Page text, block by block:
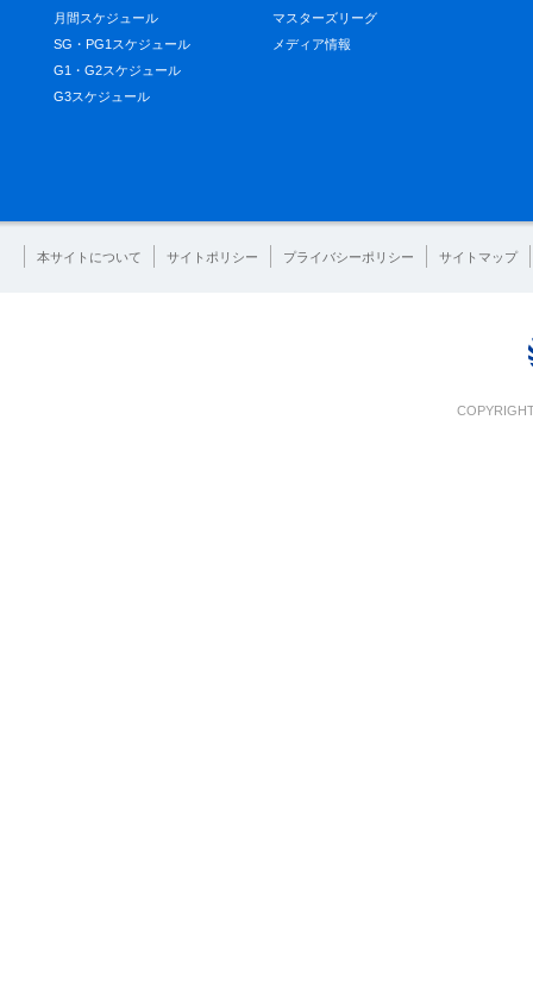
月間スケジュール
SG・PG1スケジュール
G1・G2スケジュール
G3スケジュール
マスターズリーグ
メディア情報
本サイトについて サイトポリシー プライバシーポリシー サイトマップ